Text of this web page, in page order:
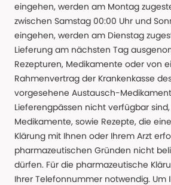
eingehen, werden am Montag
zwischen Samstag 00:00 Uhr und
eingehen, werden am Dienstag
Lieferung am nächsten Tag
Rezepturen, Medikamente oder von
Rahmenvertrag der Krankenkasse
vorgesehene Austausch-
Lieferengpässen nicht verfügbar
Medikamente, sowie Rezepte, die
Klärung mit Ihnen oder Ihrem Arzt
pharmazeutischen Gründen nicht
dürfen. Für die pharmazeutische
Ihrer Telefonnummer notwendig. Um